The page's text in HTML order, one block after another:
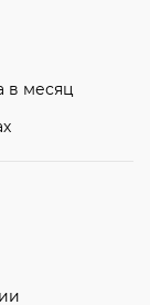
в месяц